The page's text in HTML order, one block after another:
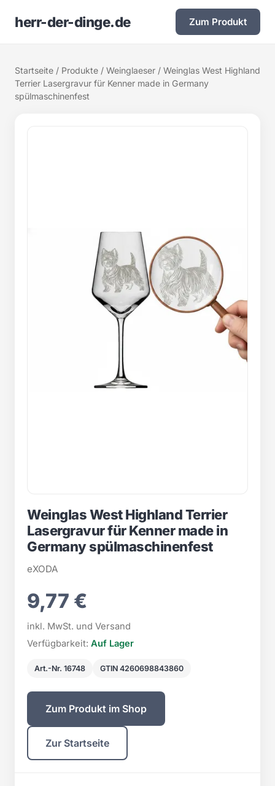
herr-der-dinge.de Zum Produkt
Startseite / Produkte / Weinglaeser / Weinglas West Highland
Terrier Lasergravur für Kenner made in Germany
spülmaschinenfest
Weinglas West Highland Terrier
Lasergravur für Kenner made in
Germany spülmaschinenfest
eXODA
9,77 €
inkl. MwSt. und Versand
Verfügbarkeit: Auf Lager
Art.-Nr. 16748 GTIN 4260698843860
Zum Produkt im Shop
Zur Startseite